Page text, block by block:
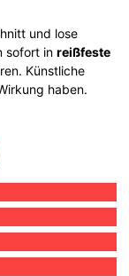
und lose
sofort inreißfeste
Künstliche
haben.